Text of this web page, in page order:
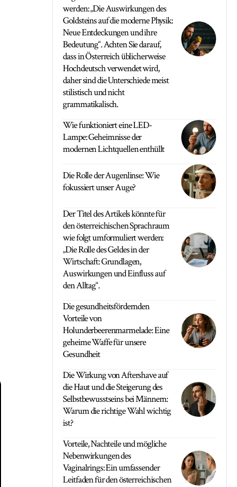
werden: „Die Auswirkungen des
Goldsteins auf die moderne Physik:
Neue Entdeckungen und ihre
Bedeutung“. Achten Sie darauf,
dass in Österreich üblicherweise
Hochdeutsch verwendet wird,
daher sind die Unterschiede meist
stilistisch und nicht
grammatikalisch.
Wie funktioniert eine LED-
Lampe: Geheimnisse der
modernen Lichtquellen enthüllt
Die Rolle der Augenlinse: Wie
fokussiert unser Auge?
Der Titel des Artikels könnte für
den österreichischen Sprachraum
wie folgt umformuliert werden:
„Die Rolle des Geldes in der
Wirtschaft: Grundlagen,
Auswirkungen und Einfluss auf
den Alltag“.
Die gesundheitsfördernden
Vorteile von
Holunderbeerenmarmelade: Eine
geheime Waffe für unsere
Gesundheit
Die Wirkung von Aftershave auf
die Haut und die Steigerung des
Selbstbewusstseins bei Männern:
Warum die richtige Wahl wichtig
ist?
Vorteile, Nachteile und mögliche
Nebenwirkungen des
Vaginalrings: Ein umfassender
Leitfaden für den österreichischen